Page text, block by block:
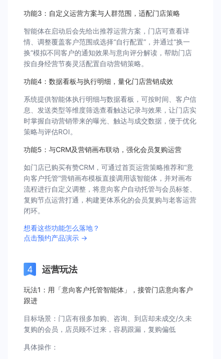
功能3：自定义运营方案与人群范围，适配门店策略
智能体在启动后会先给出推荐运营方案，门店可查看详
情、调整覆盖客户范围或选择“自行配置”，并通过“换一
换”模拟不同客户的通知效果与意向评分解读，帮助门店
按自身经营节奏灵活配置自动营销策略。
功能4：数据看板与执行明细，量化门店营销成效
系统提供智能体执行明细与数据看板，可按时间、客户信
息、发送类型等维度筛选查看触达记录与效果，让门店实
时掌握自动营销带来的曝光、触达与成交数据，便于优化
策略与评估ROI。
功能5：与CRM及营销画布联动，强化会员复购运营
如门店已购买有赞CRM，可通过首页运营策略推荐和“意
向客户托管”营销画布模板直接调用该智能体，并对画布
流程进行自定义调整，将意向客户自动托管与会员标签、
复购节点运营打通，构建更体系化的会员复购与老客运营
闭环。
想看这些功能怎么落地？
点击预约产品演示 →
运营玩法
玩法1：用「意向客户托管智能体」，接管门店意向客户
跟进
目标场景：门店有很多加购、咨询、到店却未成交/久未
复购的会员，店员顾不过来，容易跟漏，复购偏低
具体操作：